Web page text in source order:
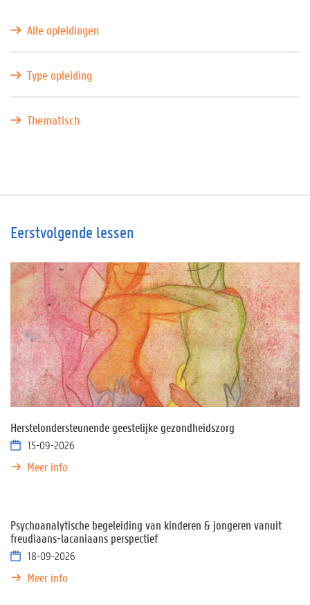
Alle opleidingen
Type opleiding
Thematisch
Eerstvolgende lessen
Herstelondersteunende geestelijke gezondheidszorg
15-09-2026
Meer info
Psychoanalytische begeleiding van kinderen & jongeren vanuit
freudiaans-lacaniaans perspectief
18-09-2026
Meer info